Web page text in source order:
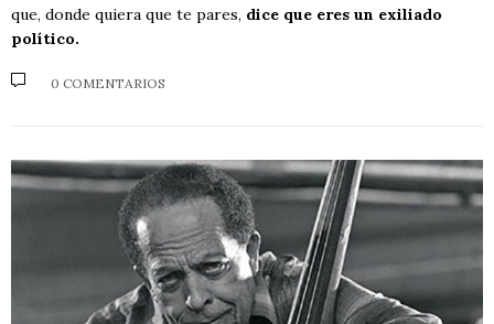
que, donde quiera que te pares, dice que eres un exiliado
político.
0 COMENTARIOS